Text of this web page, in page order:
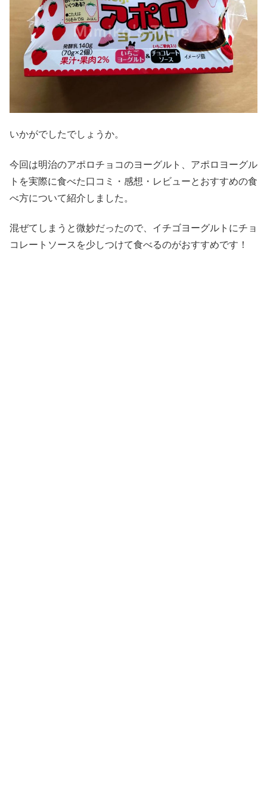
いかがでしたでしょうか。
今回は明治のアポロチョコのヨーグルト、アポロヨーグル
トを実際に食べた口コミ・感想・レビューとおすすめの食
べ方について紹介しました。
混ぜてしまうと微妙だったので、イチゴヨーグルトにチョ
コレートソースを少しつけて食べるのがおすすめです！